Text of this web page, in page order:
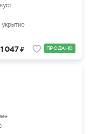
1 047₽ ПРОДАНО